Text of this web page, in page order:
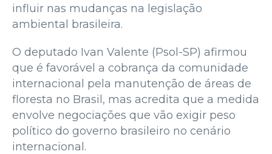
influir nas mudanças na legislação
ambiental brasileira.
O deputado Ivan Valente (Psol-SP) afirmou
que é favorável a cobrança da comunidade
internacional pela manutenção de áreas de
floresta no Brasil, mas acredita que a medida
envolve negociações que vão exigir peso
político do governo brasileiro no cenário
internacional.